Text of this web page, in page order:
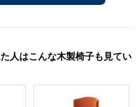
人はこんな木製椅子も見てい